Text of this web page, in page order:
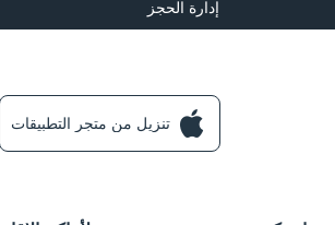
إدارة الحجز
تنزيل من متجر التطبيقات